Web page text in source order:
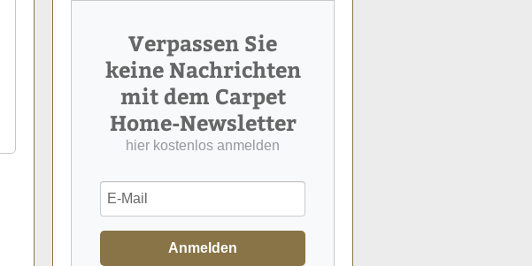
Verpassen Sie
keine Nachrichten
mit dem Carpet
Home-Newsletter
hier kostenlos anmelden
Anmelden